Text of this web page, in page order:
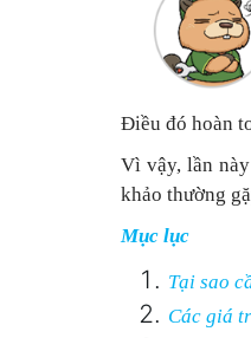
Điều đó hoàn
Vì vậy, lần
khảo thường
Mục lục
Tại sao
Các giá